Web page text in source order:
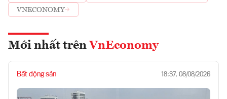
VNECONOMY
Mới nhất trên VnEconomy
Bất động sản 18:37, 08/08/2026